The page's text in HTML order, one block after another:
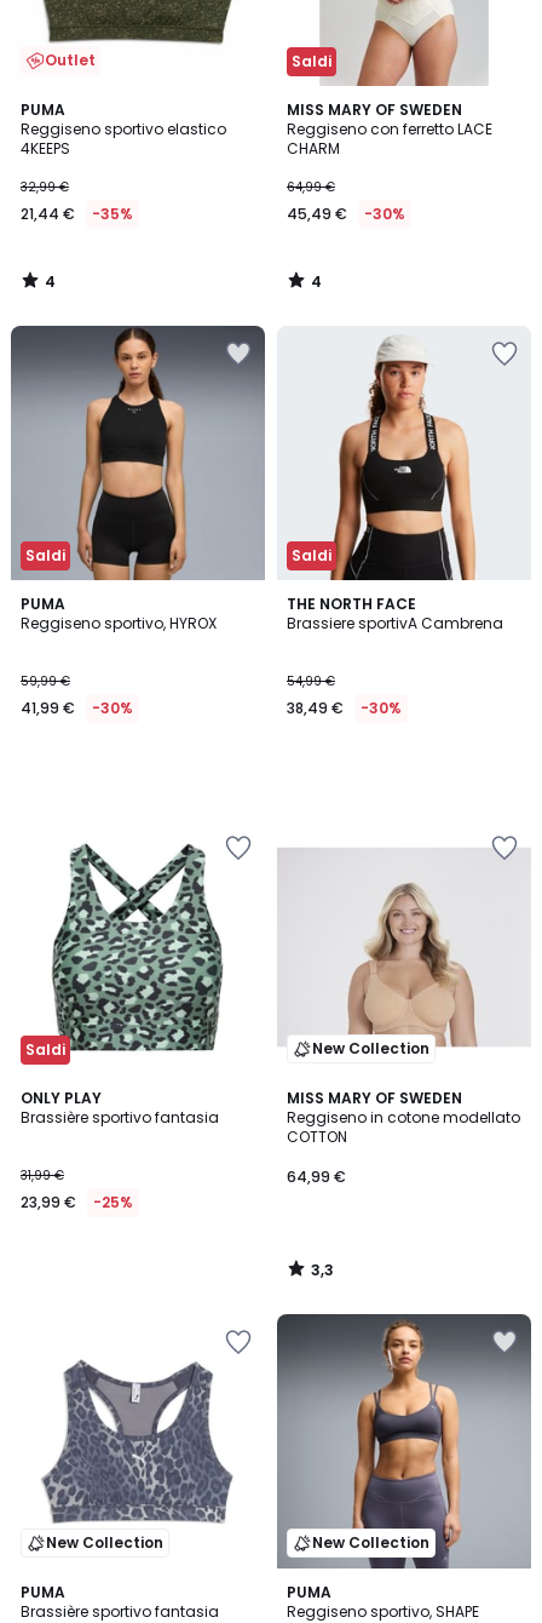
Outlet
PUMA
Reggiseno sportivo elastico
4KEEPS
32,99 €
21,44 € -35%
4
/
5
4
/
Saldi
MISS MARY OF SWEDEN
Reggiseno con ferretto LACE
CHARM
64,99 €
45,49 € -30%
4
/
5
4
/
Saldi
PUMA
Reggiseno sportivo, HYROX
59,99 €
41,99 € -30%
Saldi
THE NORTH FACE
Brassiere sportivA Cambrena
54,99 €
38,49 € -30%
Saldi
ONLY PLAY
Brassière sportivo fantasia
31,99 €
23,99 € -25%
New Collection
MISS MARY OF SWEDEN
Reggiseno in cotone modellato
COTTON
64,99 €
3,3
/ 5
3,3
/
New Collection
PUMA
Brassière sportivo fantasia
New Collection
PUMA
Reggiseno sportivo, SHAPE